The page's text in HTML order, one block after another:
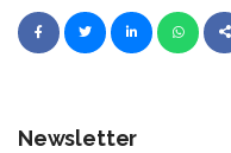
Newsletter